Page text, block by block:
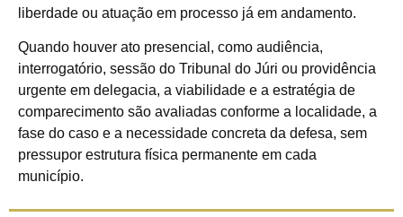
liberdade ou atuação em processo já em andamento.
Quando houver ato presencial, como audiência,
interrogatório, sessão do Tribunal do Júri ou providência
urgente em delegacia, a viabilidade e a estratégia de
comparecimento são avaliadas conforme a localidade, a
fase do caso e a necessidade concreta da defesa, sem
pressupor estrutura física permanente em cada
município.